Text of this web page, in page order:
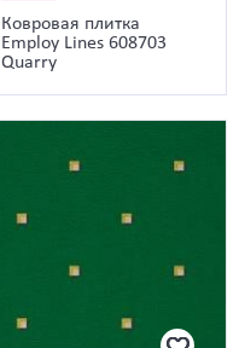
Ковровая плитка
Employ Lines 608703
Quarry